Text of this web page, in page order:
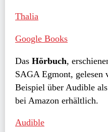
Thalia
Google Books
Das Hörbuch,
SAGA Egmont, gelesen
Beispiel über Audible
bei Amazon erhältlich.
Audible